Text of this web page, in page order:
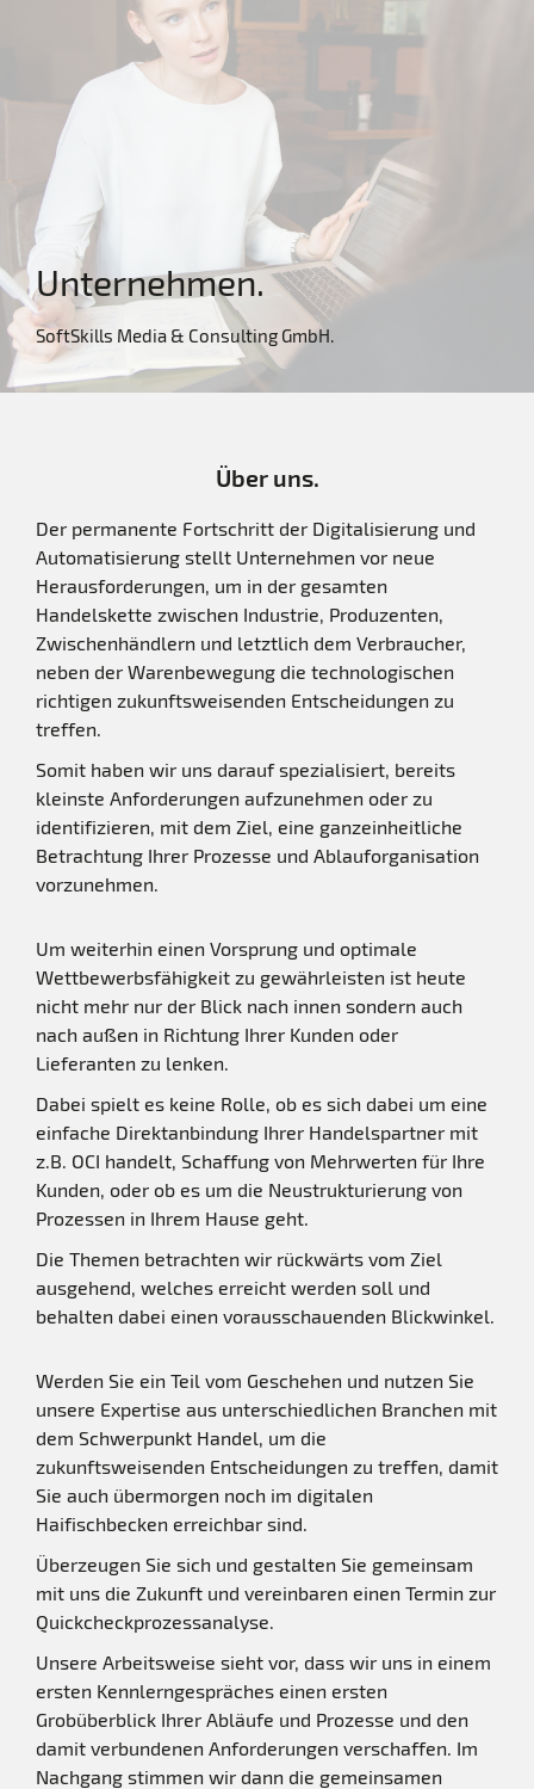
Unternehmen.
SoftSkills Media & Consulting GmbH.
Über uns.
Der permanente Fortschritt der Digitalisierung und
Automatisierung stellt Unternehmen vor neue
Herausforderungen, um in der gesamten
Handelskette zwischen Industrie, Produzenten,
Zwischenhändlern und letztlich dem Verbraucher,
neben der Warenbewegung die technologischen
richtigen zukunftsweisenden Entscheidungen zu
treffen.
Somit haben wir uns darauf spezialisiert, bereits
kleinste Anforderungen aufzunehmen oder zu
identifizieren, mit dem Ziel, eine ganzeinheitliche
Betrachtung Ihrer Prozesse und Ablauforganisation
vorzunehmen.
Um weiterhin einen Vorsprung und optimale
Wettbewerbsfähigkeit zu gewährleisten ist heute
nicht mehr nur der Blick nach innen sondern auch
nach außen in Richtung Ihrer Kunden oder
Lieferanten zu lenken.
Dabei spielt es keine Rolle, ob es sich dabei um eine
einfache Direktanbindung Ihrer Handelspartner mit
z.B. OCI handelt, Schaffung von Mehrwerten für Ihre
Kunden, oder ob es um die Neustrukturierung von
Prozessen in Ihrem Hause geht.
Die Themen betrachten wir rückwärts vom Ziel
ausgehend, welches erreicht werden soll und
behalten dabei einen vorausschauenden Blickwinkel.
Werden Sie ein Teil vom Geschehen und nutzen Sie
unsere Expertise aus unterschiedlichen Branchen mit
dem Schwerpunkt Handel, um die
zukunftsweisenden Entscheidungen zu treffen, damit
Sie auch übermorgen noch im digitalen
Haifischbecken erreichbar sind.
Überzeugen Sie sich und gestalten Sie gemeinsam
mit uns die Zukunft und vereinbaren einen Termin zur
Quickcheckprozessanalyse.
Unsere Arbeitsweise sieht vor, dass wir uns in einem
ersten Kennlerngespräches einen ersten
Grobüberblick Ihrer Abläufe und Prozesse und den
damit verbundenen Anforderungen verschaffen. Im
Nachgang stimmen wir dann die gemeinsamen